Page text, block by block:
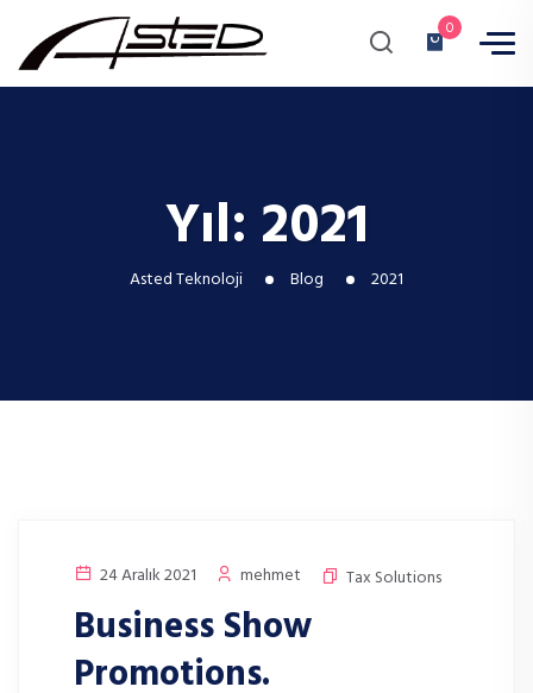
0
Yıl: 2021
Asted Teknoloji Blog 2021
24 Aralık 2021 mehmet Tax Solutions
Business Show
Promotions.